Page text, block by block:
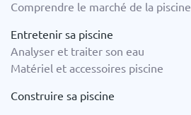
Comprendre le marché de la piscine
Entretenir sa piscine
Analyser et traiter son eau
Matériel et accessoires piscine
Construire sa piscine